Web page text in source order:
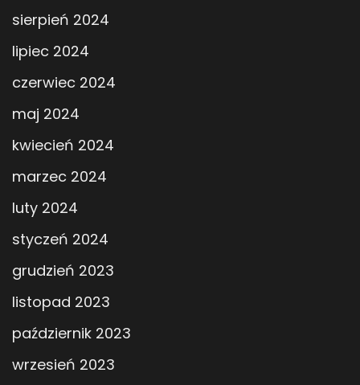
sierpień 2024
lipiec 2024
czerwiec 2024
maj 2024
kwiecień 2024
marzec 2024
luty 2024
styczeń 2024
grudzień 2023
listopad 2023
październik 2023
wrzesień 2023